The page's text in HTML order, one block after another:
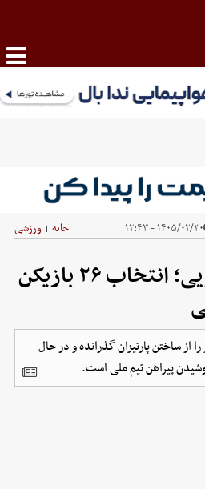
۱۴۰۵/۰۲/۳۰ - ۱۲:۴۳ خانه | ورزشی
پروژه بزرگ قلعه‌نویی؛ انتخاب ۲۶ بازیکن
از ساختن پارتیزان گذرانده و در حال